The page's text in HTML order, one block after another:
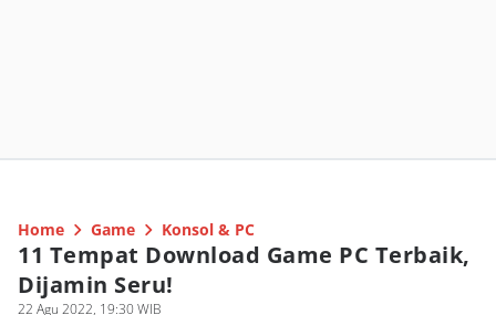
Home Game Konsol & PC
11 Tempat Download Game PC Terbaik,
Dijamin Seru!
22 Agu 2022, 19:30 WIB